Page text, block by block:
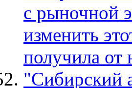
с рыночной
изменить
получила от
"Сибирский